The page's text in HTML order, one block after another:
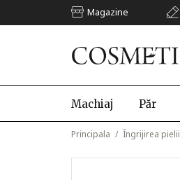
Magazine
Machiaj Păr
Principala / Îngrijirea pielii